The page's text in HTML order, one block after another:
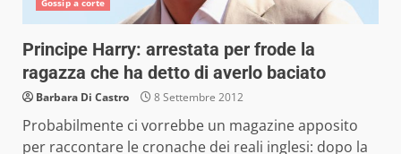
Gossip a corte
Principe Harry: arrestata per frode la
ragazza che ha detto di averlo baciato
Barbara Di Castro 8 Settembre 2012
Probabilmente ci vorrebbe un magazine apposito
per raccontare le cronache dei reali inglesi: dopo la